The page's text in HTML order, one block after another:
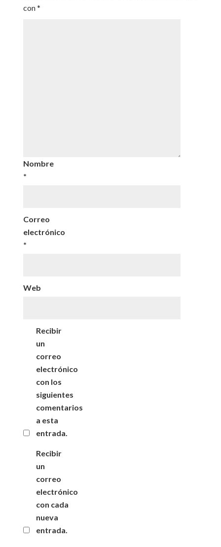
con*
Nombre
*
Correo
electrónico
*
Web
Recibir
un
correo
electrónico
con los
siguientes
comentarios
a esta
entrada.
Recibir
un
correo
electrónico
con cada
nueva
entrada.